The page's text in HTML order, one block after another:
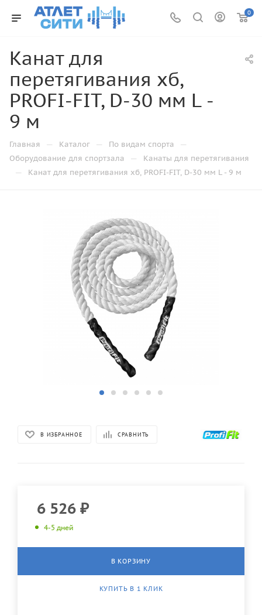
0
Канат для
перетягивания хб,
PROFI-FIT, D-30 мм L -
9 м
Главная — Каталог — По видам спорта —
Оборудование для спортзала — Канаты для перетягивания
— Канат для перетягивания хб, PROFI-FIT, D-30 мм L - 9 м
В ИЗБРАННОЕ СРАВНИТЬ
6 526 ₽
4-5 дней
В КОРЗИНУ
КУПИТЬ В 1 КЛИК